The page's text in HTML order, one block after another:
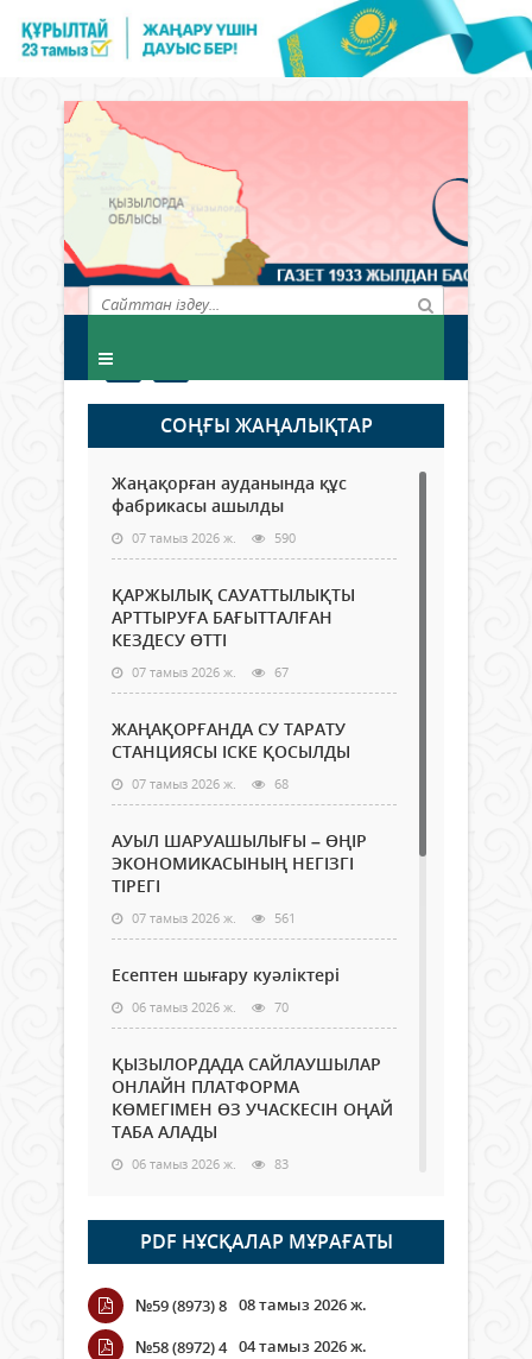
СОҢҒЫ ЖАҢАЛЫҚТАР
Жаңақорған ауданында құс
фабрикасы ашылды
07 тамыз 2026 ж. 590
ҚАРЖЫЛЫҚ САУАТТЫЛЫҚТЫ
АРТТЫРУҒА БАҒЫТТАЛҒАН
КЕЗДЕСУ ӨТТІ
07 тамыз 2026 ж. 67
ЖАҢАҚОРҒАНДА СУ ТАРАТУ
СТАНЦИЯСЫ ІСКЕ ҚОСЫЛДЫ
07 тамыз 2026 ж. 68
АУЫЛ ШАРУАШЫЛЫҒЫ – ӨҢІР
ЭКОНОМИКАСЫНЫҢ НЕГІЗГІ
ТІРЕГІ
07 тамыз 2026 ж. 561
Есептен шығару куәліктері
06 тамыз 2026 ж. 70
ҚЫЗЫЛОРДАДА САЙЛАУШЫЛАР
ОНЛАЙН ПЛАТФОРМА
КӨМЕГІМЕН ӨЗ УЧАСКЕСІН ОҢАЙ
ТАБА АЛАДЫ
06 тамыз 2026 ж. 83
Open Air: Қызылорда облысы
полиция департаменті 20
мыңнан астам көрерменнің
қауіпсіздігін қамтамасыз етті
06 тамыз 2026 ж.
PDF НҰСҚАЛАР МҰРАҒАТЫ
№59 (8973) 8 08 тамыз 2026 ж.
№58 (8972) 4 04 тамыз 2026 ж.